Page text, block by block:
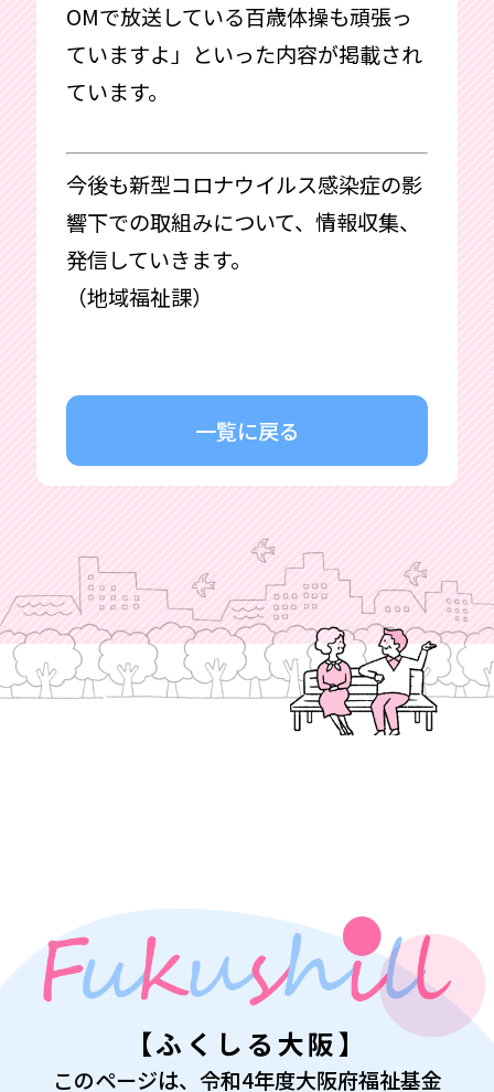
OMで放送している百歳体操も頑張っ
ていますよ」といった内容が掲載され
ています。
今後も新型コロナウイルス感染症の影
響下での取組みについて、情報収集、
発信していきます。
（地域福祉課）
一覧に戻る
【ふくしる大阪】
このページは、令和4年度大阪府福祉基金